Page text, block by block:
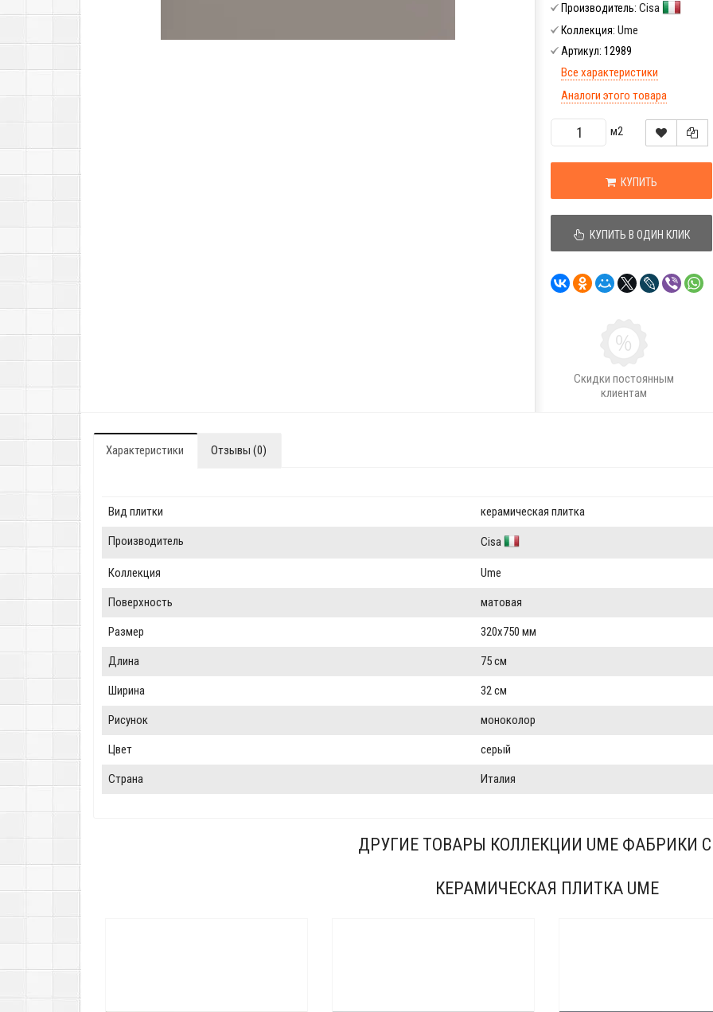
Производитель: Cisa
Коллекция: Ume
Артикул: 12989
Все характеристики
Аналоги этого товара
м2
КУПИТЬ
КУПИТЬ В ОДИН КЛИК
Скидки постоянным
клиентам
Характеристики Отзывы (0)
Вид плитки керамическая плитка
Производитель Cisa
Коллекция Ume
Поверхность матовая
Размер 320x750 мм
Длина 75 см
Ширина 32 см
Рисунок моноколор
Цвет серый
Страна Италия
ДРУГИЕ ТОВАРЫ КОЛЛЕКЦИИ UME ФАБРИКИ
КЕРАМИЧЕСКАЯ ПЛИТКА UME